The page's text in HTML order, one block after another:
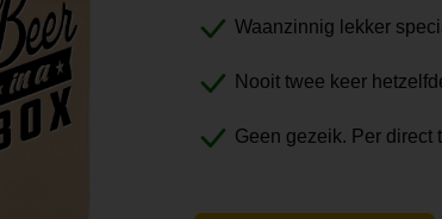
Waanzinnig lekker
Nooit twee keer
Geen gezeik. Per direct